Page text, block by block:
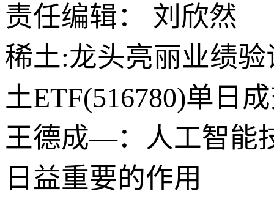
责任编辑： 刘欣然
稀土:龙头亮丽业绩
土ETF(516780)单日
王德成—：人工智能
日益重要的作用